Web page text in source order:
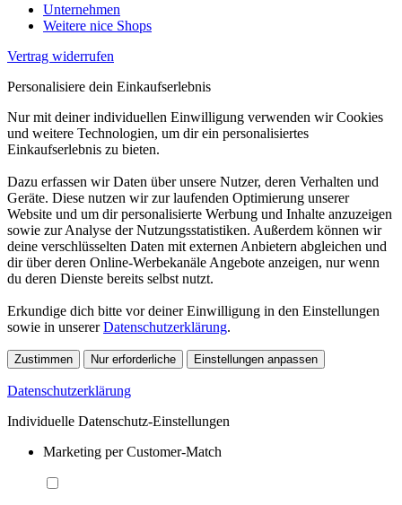
Unternehmen
Weitere nice Shops
Vertrag widerrufen
Personalisiere dein Einkaufserlebnis
Nur mit deiner individuellen Einwilligung verwenden wir Cookies
und weitere Technologien, um dir ein personalisiertes
Einkaufserlebnis zu bieten.
Dazu erfassen wir Daten über unsere Nutzer, deren Verhalten und
Geräte. Diese nutzen wir zur laufenden Optimierung unserer
Website und um dir personalisierte Werbung und Inhalte anzuzeigen
sowie zur Analyse der Nutzungsstatistiken. Außerdem können wir
deine verschlüsselten Daten mit externen Anbietern abgleichen und
dir über deren Online-Werbekanäle Angebote anzeigen, nur wenn
du deren Dienste bereits selbst nutzt.
Erkundige dich bitte vor deiner Einwilligung in den Einstellungen
sowie in unsererDatenschutzerklärung.
Zustimmen Nur erforderliche Einstellungen anpassen
Datenschutzerklärung
Individuelle Datenschutz-Einstellungen
Marketing per Customer-Match